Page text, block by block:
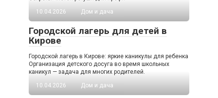
10.04.2026
Дом и дача
Городской лагерь для детей в
Кирове
Городской лагерь в Кирове: яркие каникулы для ребенка
Организация детского досуга во время школьных
каникул — задача для многих родителей.
10.04.2026
Дом и дача